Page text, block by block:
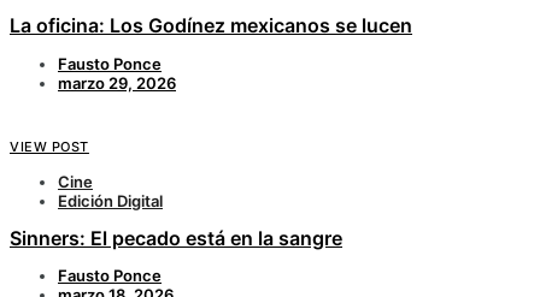
La oficina: Los Godínez mexicanos se lucen
Fausto Ponce
marzo 29, 2026
VIEW POST
Cine
Edición Digital
Sinners: El pecado está en la sangre
Fausto Ponce